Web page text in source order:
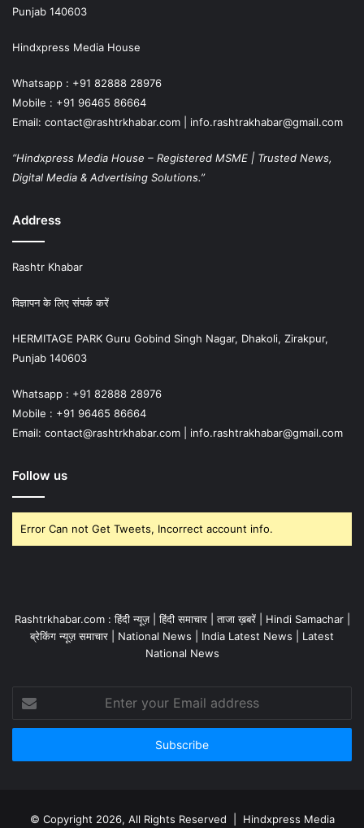
Punjab 140603
Hindxpress Media House
Whatsapp : +91 82888 28976
Mobile : +91 96465 86664
Email: contact@rashtrkhabar.com | info.rashtrakhabar@gmail.com
“Hindxpress Media House – Registered MSME | Trusted News,
Digital Media & Advertising Solutions.”
Address
Rashtr Khabar
विज्ञापन के लिए संपर्क करें
HERMITAGE PARK Guru Gobind Singh Nagar, Dhakoli, Zirakpur,
Punjab 140603
Whatsapp : +91 82888 28976
Mobile : +91 96465 86664
Email: contact@rashtrkhabar.com | info.rashtrakhabar@gmail.com
Follow us
Error Can not Get Tweets, Incorrect account info.
Rashtrkhabar.com : हिंदी न्यूज़ | हिंदी समाचार | ताजा ख़बरें | Hindi Samachar |
ब्रेकिंग न्यूज़ समाचार | National News | India Latest News | Latest
National News
Enter
your
Email
© Copyright 2026, All Rights Reserved | Hindxpress Media